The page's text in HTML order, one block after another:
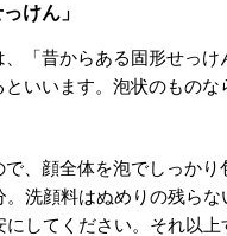
けん」
「昔からある固形せっ
いいます。泡状のもの
で、顔全体を泡でしっか
洗顔料はぬめりの残ら
してください。それ以